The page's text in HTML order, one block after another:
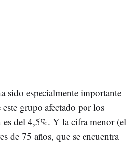
sido especialmente importante
grupo afectado por los
es del 4,5%. Y la cifra menor (el
de 75 años, que se encuentra